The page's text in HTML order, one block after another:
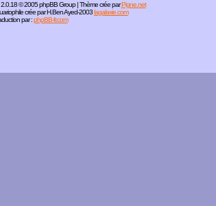
© 2005 phpBB Group | Thème crée parPigne.net
crée par H.Ben Ayed-2003lagalaxie.com
par :phpBB-fr.com